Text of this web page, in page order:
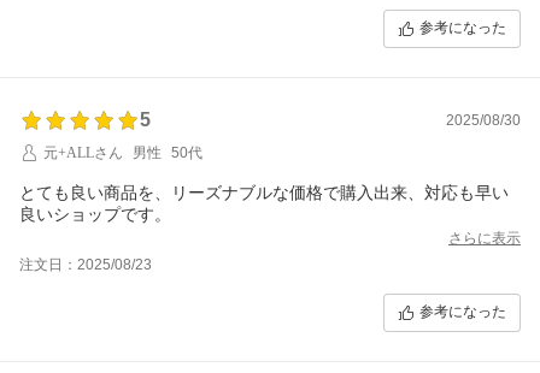
参考になった
5
2025/08/30
元+ALLさん
男性 50代
とても良い商品を、リーズナブルな価格で購入出来、対応も早い
良いショップです。
さらに表示
注文日：2025/08/23
参考になった